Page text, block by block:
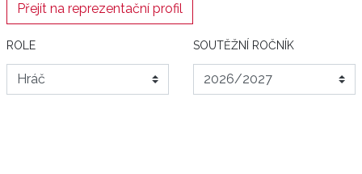
Přejít na reprezentační profil
ROLE SOUTĚŽNÍ ROČNÍK